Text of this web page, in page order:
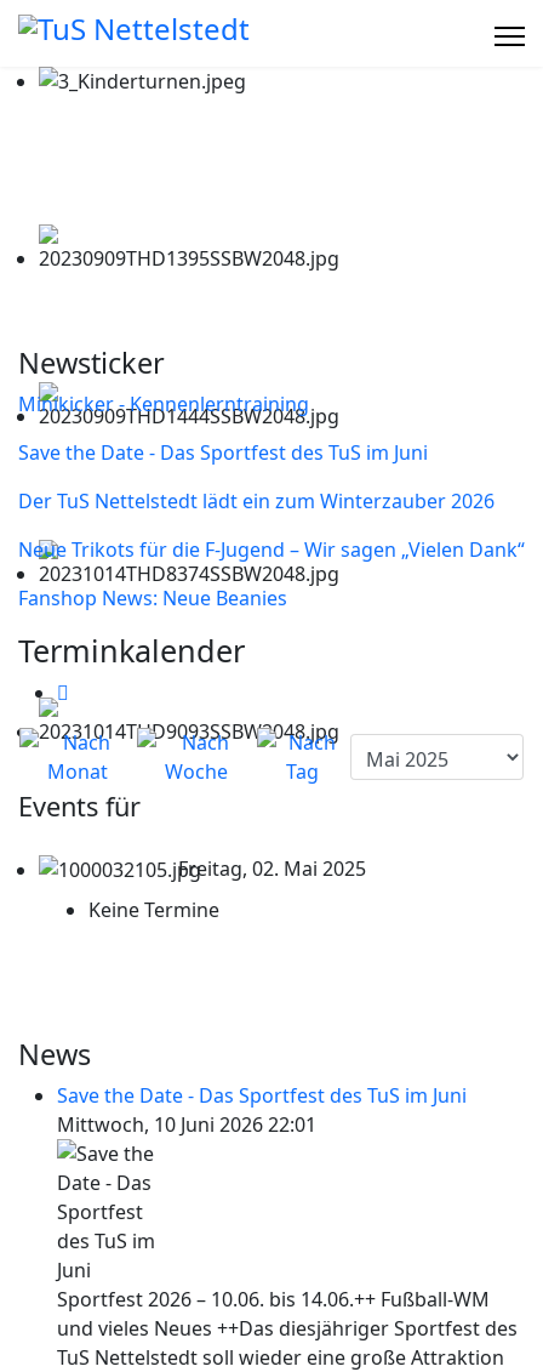
Newsticker
Minikicker - Kennenlerntraining
Save the Date - Das Sportfest des TuS im Juni
Der TuS Nettelstedt lädt ein zum Winterzauber 2026
Neue Trikots für die F-Jugend – Wir sagen „Vielen Dank“
Fanshop News: Neue Beanies
Terminkalender
Events für
Freitag, 02. Mai 2025
Keine Termine
News
Save the Date - Das Sportfest des TuS im Juni
Mittwoch, 10 Juni 2026 22:01
Sportfest 2026 – 10.06. bis 14.06.++ Fußball-WM
und vieles Neues ++Das diesjähriger Sportfest des
TuS Nettelstedt soll wieder eine große Attraktion